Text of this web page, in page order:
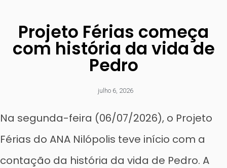
Projeto Férias começa
com história da vida de
Pedro
julho 6, 2026
Na segunda-feira (06/07/2026), o Projeto
Férias do ANA Nilópolis teve início com a
contação da história da vida de Pedro. A